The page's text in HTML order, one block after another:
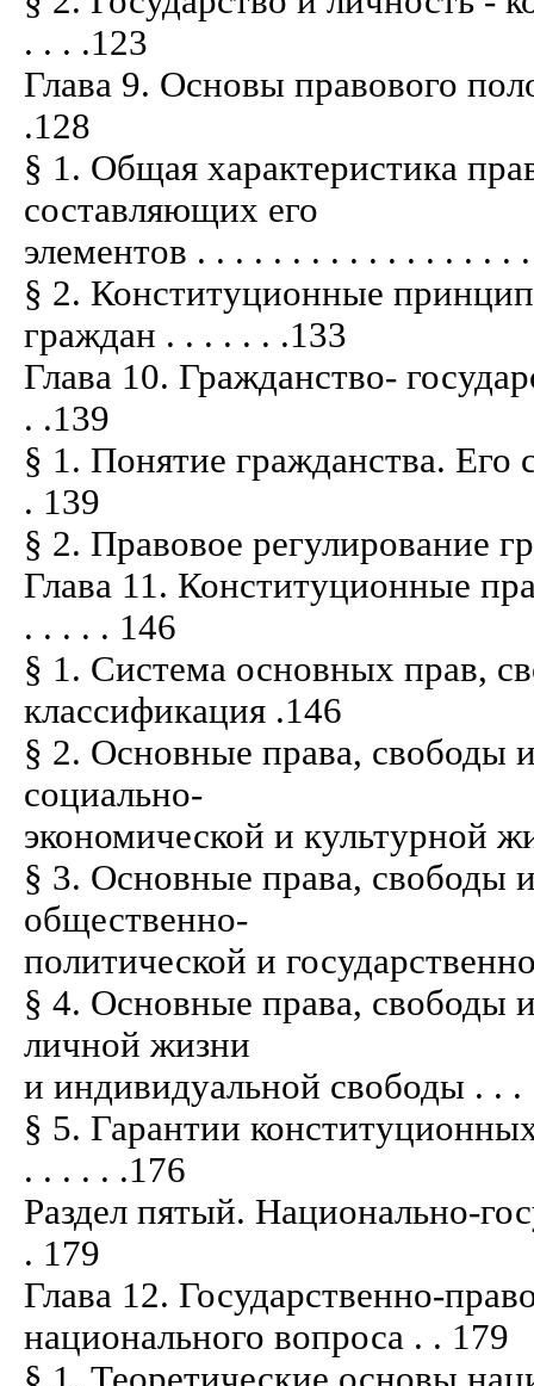
. . . .123
Глава 9. Основы правового
.128
§ 1. Общая характеристика
составляющих его
элементов . . . . . . . . . . . . . . . . .
§ 2. Конституционные
граждан . . . . . . .133
Глава 10. Гражданство-
. .139
§ 1. Понятие гражданства.
. 139
§ 2. Правовое регулирование
Глава 11. Конституционные
. . . . . 146
§ 1. Система основных прав,
классификация .146
§ 2. Основные права, свободы
социально-
экономической и культурной
§ 3. Основные права, свободы
общественно-
политической и
§ 4. Основные права, свободы
личной жизни
и индивидуальной свободы . .
§ 5. Гарантии
. . . . . .176
Раздел пятый. Национально-
. 179
Глава 12. Государственно-
национального вопроса . . 179